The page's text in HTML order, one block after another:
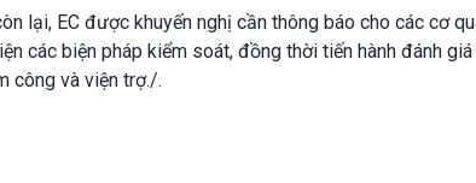
lại, EC được khuyến nghị cần thông báo cho các cơ
các biện pháp kiểm soát, đồng thời tiến hành đánh
công và viện trợ./.